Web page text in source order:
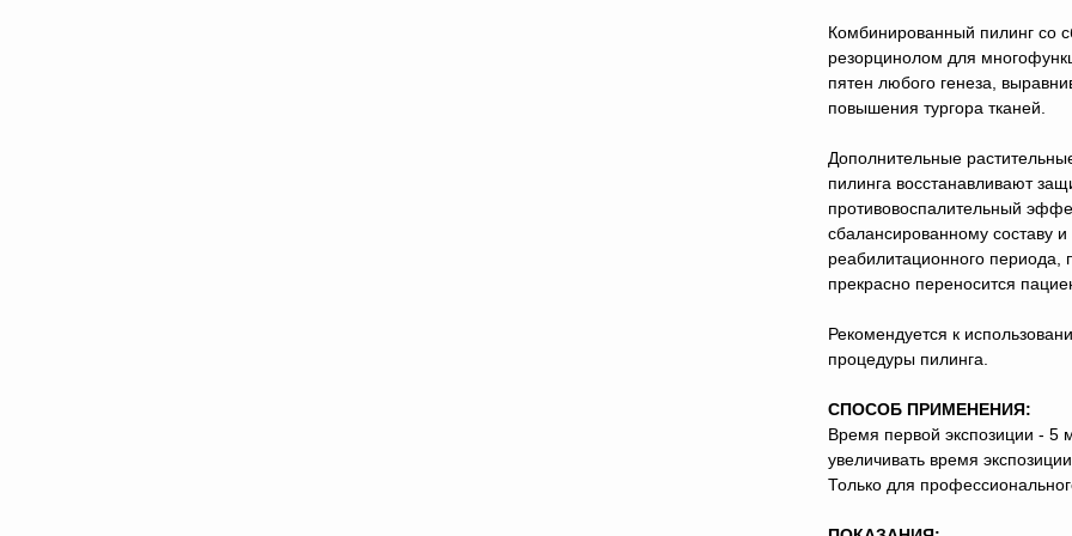
Комбинированный пилинг со
резорцинолом для
пятен любого генеза,
повышения тургора тканей.
Дополнительные
пилинга восстанавливают
противовоспалительный
сбалансированному составу
реабилитационного периода,
прекрасно переносится
Рекомендуется к
процедуры пилинга.
СПОСОБ ПРИМЕНЕНИЯ:
Время первой экспозиции -
увеличивать время
Только для